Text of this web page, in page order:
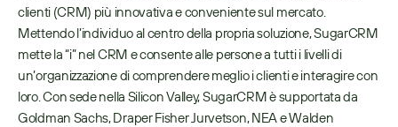
clienti (CRM) più innovativa e conveniente sul mercato.
Mettendo l’individuo al centro della propria soluzione, SugarCRM
mette la “i” nel CRM e consente alle persone a tutti i livelli di
un’organizzazione di comprendere meglio i clienti e interagire con
loro. Con sede nella Silicon Valley, SugarCRM è supportata da
Goldman Sachs, Draper Fisher Jurvetson, NEA e Walden